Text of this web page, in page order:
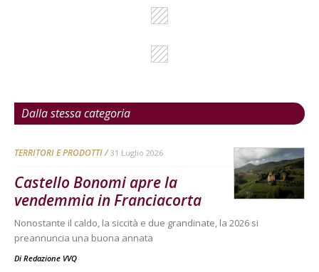
Dalla stessa categoria
TERRITORI E PRODOTTI 31 Luglio 2026
Castello Bonomi apre la
vendemmia in Franciacorta
Nonostante il caldo, la siccità e due grandinate, la 2026 si
preannuncia una buona annata
Di Redazione VVQ